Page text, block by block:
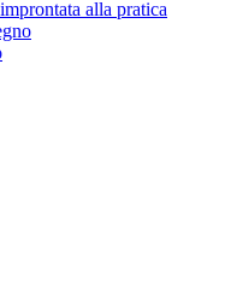
alla pratica